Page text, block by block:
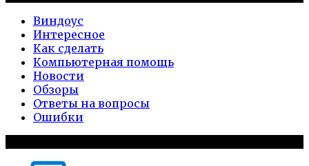
Виндоус
Интересное
Как сделать
Компьютерная помощь
Новости
Обзоры
Ответы на вопросы
Ошибки